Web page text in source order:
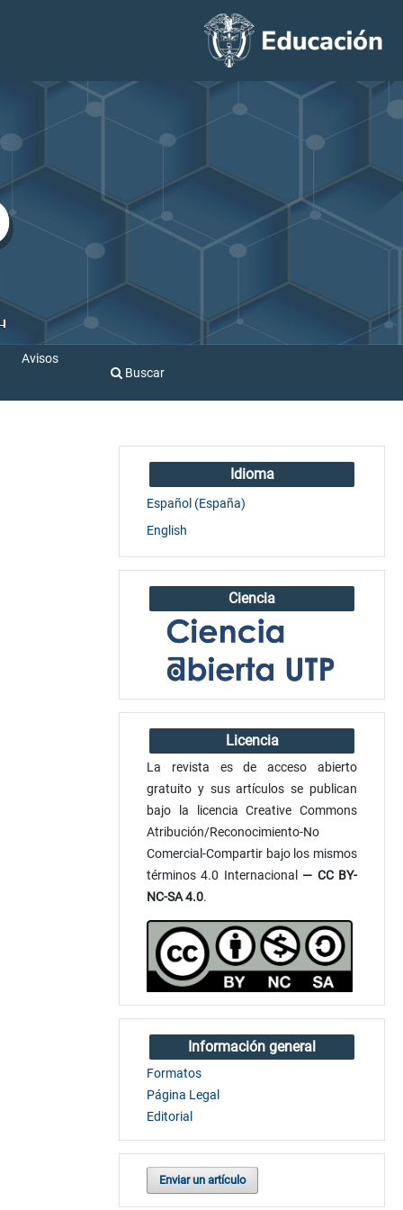
Avisos
Buscar
Idioma
Español (España)
English
Ciencia
Licencia
La revista es de acceso abierto
gratuito y sus artículos se publican
bajo la licencia Creative Commons
Atribución/Reconocimiento-No
Comercial-Compartir bajo los mismos
términos 4.0 Internacional — CC BY-
NC-SA 4.0.
Información general
Formatos
Página Legal
Editorial
Enviar un artículo